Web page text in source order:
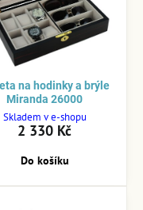
na hodinky a brýle
Miranda 26000
Skladem v e-shopu
2 330 Kč
Do košíku